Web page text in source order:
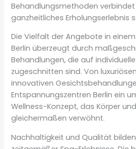
Behandlungsmethoden verbindet
ganzheitliches Erholungserlebnis
Die Vielfalt der Angebote in
Berlin überzeugt durch
Behandlungen, die auf
zugeschnitten sind. Von
innovativen
Entspannungszentren Berlin ein
Wellness-Konzept, das Körper
gleichermaßen verwöhnt.
Nachhaltigkeit und Qualität